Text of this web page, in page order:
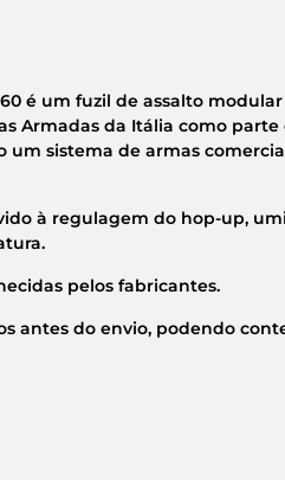
é um fuzil de assalto
Armadas da Itália como
um sistema de armas
à regulagem do hop-up,
pelos fabricantes.
antes do envio, podendo